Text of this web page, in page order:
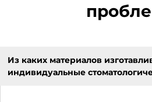
Из каких материалов
индивидуальные